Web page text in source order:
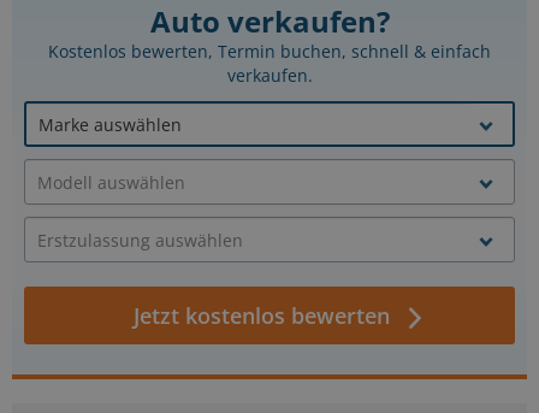
Auto verkaufen?
Kostenlos bewerten, Termin buchen, schnell & einfach
verkaufen.
Jetzt kostenlos bewerten